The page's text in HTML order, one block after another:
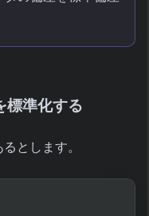
標準化する
とします。